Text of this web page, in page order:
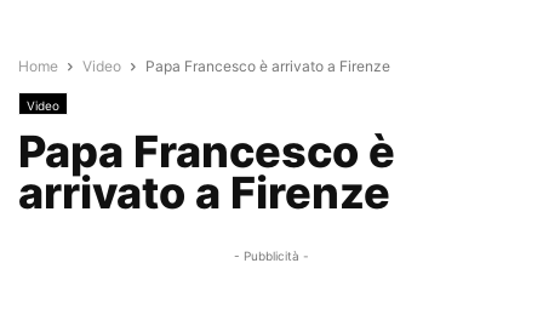
Home Video Papa Francesco è arrivato a Firenze
Video
Papa Francesco è
arrivato a Firenze
- Pubblicità -